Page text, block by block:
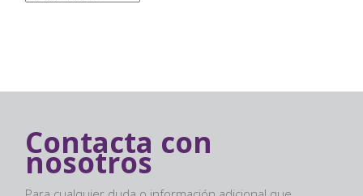
Contacta con
nosotros